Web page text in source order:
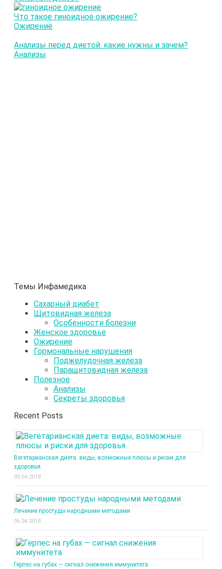
Что такое гиноидное ожирение?
Ожирение
Анализы перед диетой: какие нужны и зачем?
Анализы
Темы Инфамедика
Сахарный диабет
Щитовидная железа
Особенности болезни
Женское здоровье
Ожирение
Гормональные нарушения
Поджелудочная железа
Паращитовидная железа
Полезное
Анализы
Секреты здоровья
Recent Posts
Вегетарианская диета: виды, возможные плюсы и риски для
здоровья
05.04.2018
Лечение простуды народными методами
06.04.2018
Герпес на губах — сигнал снижения иммунитета